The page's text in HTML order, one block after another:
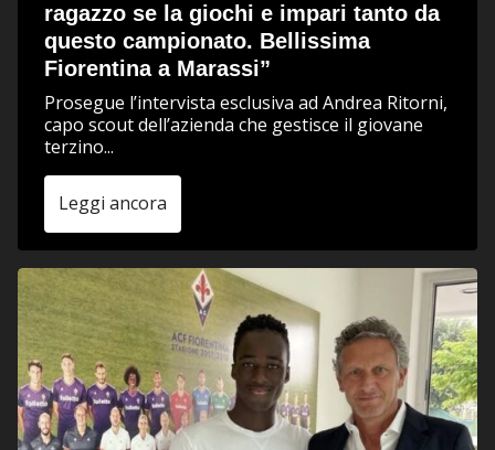
ragazzo se la giochi e impari tanto da
questo campionato. Bellissima
Fiorentina a Marassi”
Prosegue l’intervista esclusiva ad Andrea Ritorni,
capo scout dell’azienda che gestisce il giovane
terzino...
Leggi ancora